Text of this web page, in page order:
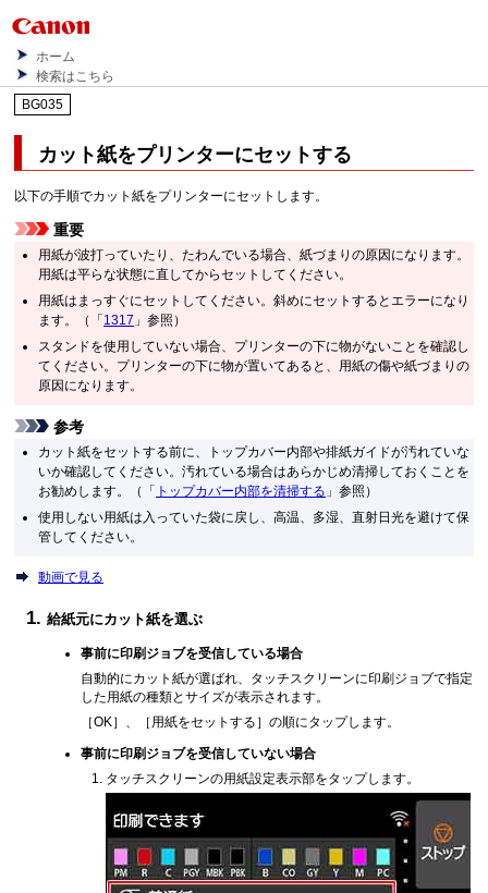
ホーム
検索はこちら
BG035
カット紙をプリンターにセットする
以下の手順でカット紙をプリンターにセットします。
重要
用紙が波打っていたり、たわんでいる場合、紙づまりの原因になります。
用紙は平らな状態に直してからセットしてください。
用紙はまっすぐにセットしてください。斜めにセットするとエラーになり
ます。（「 1317 」参照）
スタンドを使用していない場合、プリンターの下に物がないことを確認し
てください。プリンターの下に物が置いてあると、用紙の傷や紙づまりの
原因になります。
参考
カット紙をセットする前に、 トップカバー内部や排紙ガイドが汚れていな
いか確認してください。汚れている場合はあらかじめ清掃しておくことを
お勧めします。（「 トップカバー内部を清掃する 」参照）
使用しない用紙は入っていた袋に戻し、高温、多湿、直射日光を避けて保
管してください。
動画で見る
給紙元にカット紙を選ぶ
事前に印刷ジョブを受信している場合
自動的にカット紙が選ばれ、
タッチスクリーンに印刷ジョブで指定
した用紙の種類とサイズが表示されます。
［OK ］、［ 用紙をセットする ］の順にタップします。
事前に印刷ジョブを受信していない場合
タッチスクリーンの用紙設定表示部をタップします。